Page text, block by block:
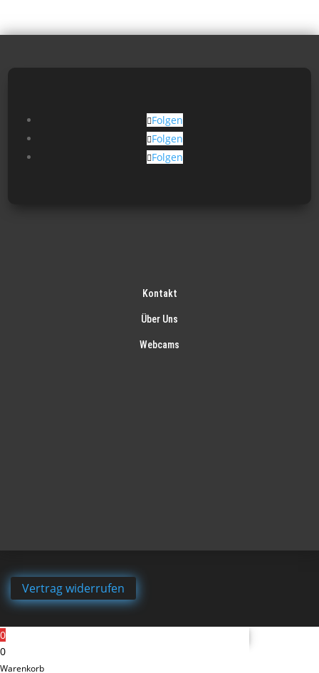
Folgen
Folgen
Folgen
Kontakt
Über Uns
Webcams
Vertrag widerrufen
0
0
Warenkorb